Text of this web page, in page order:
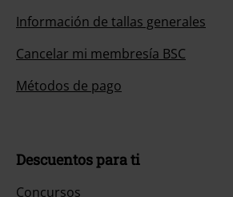
Información de tallas generales
Cancelar mi membresía BSC
Métodos de pago
Descuentos para ti
Concursos